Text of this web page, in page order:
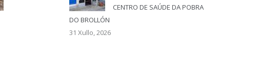
CENTRO DE SAÚDE DA POBRA
DO BROLLÓN
31 Xullo, 2026